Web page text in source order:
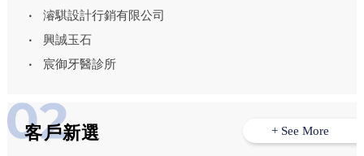
濬騏設計行銷有限公司
興誠玉石
宸御牙醫診所
客戶新選 + See More